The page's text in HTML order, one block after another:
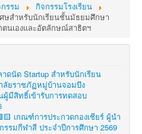
รรม
กิจกรรมโรงเรียน
ษสำหรับนักเรียนชั้นมัธยมศึกษา
ตนเองและอัตลักษณ์สาธิตฯ
ดนัด Startup สำหรับนักเรียน
ลัยราชภัฏหมู่บ้านจอมบึง
ผู้มีสิทธิ์เข้ารับการทดสอบ
เกณฑ์การประกวดกองเชียร์ ผู้นำ
รรมกีฬาสี ประจำปีการศึกษา 2569